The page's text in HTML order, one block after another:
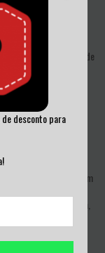
desconto para
como uma das
unindo peso, velocidade
por Yasmin Amaral
e Jhon França
independentes e
mensagens
se consolida como um
intensos em
registrada da banda,
horizontes e
ainda com
Henrique (Cordel do